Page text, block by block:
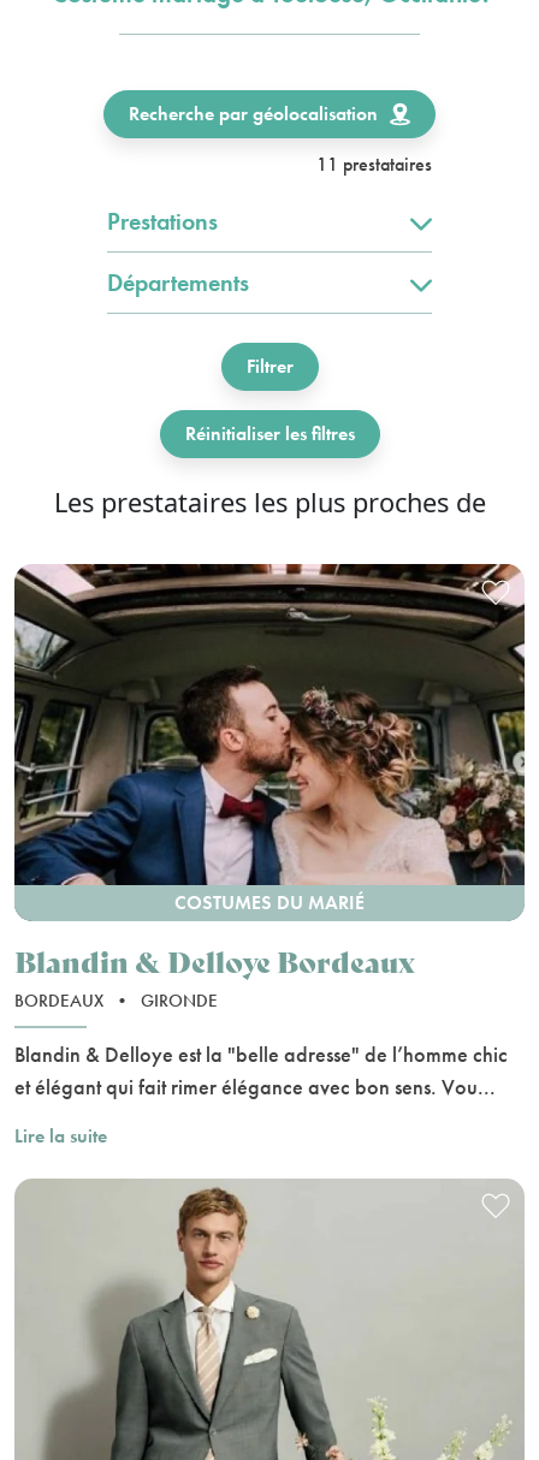
Recherche par géolocalisation
11 prestataires
Prestations
Départements
Filtrer
Réinitialiser les filtres
Les prestataires les plus proches de
COSTUMES DU MARIÉ
Blandin & Delloye Bordeaux
BORDEAUX • GIRONDE
Blandin & Delloye est la "belle adresse" de l’homme chic
et élégant qui fait rimer élégance avec bon sens. Vou...
Lire la suite